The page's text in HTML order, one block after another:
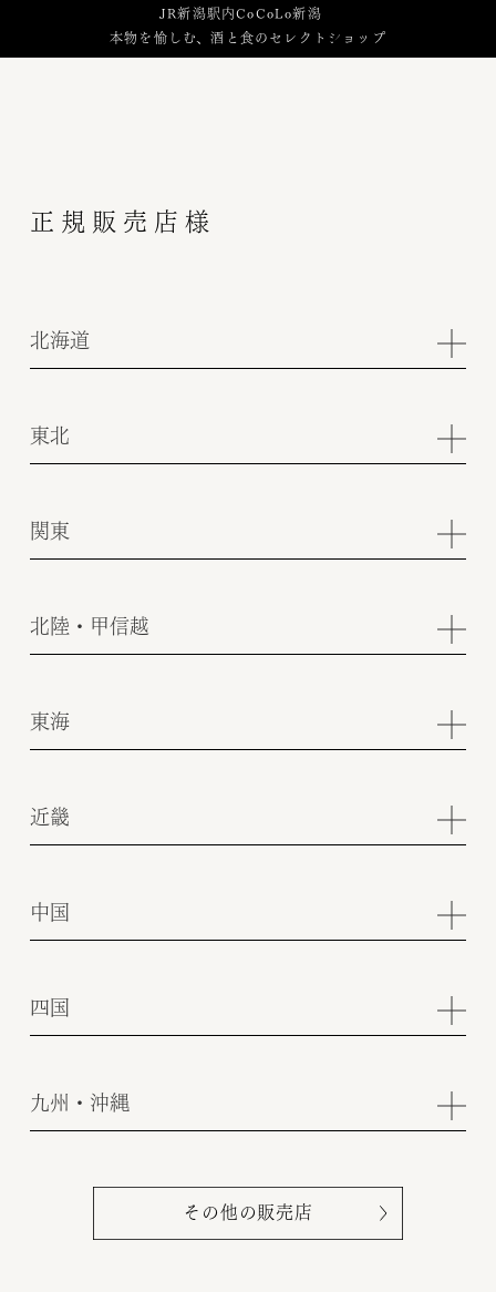
JR新潟駅内CoCoLo新潟
本物を愉しむ、酒と食のセレクトショップ
正規販売店様
北海道
東北
関東
北陸・甲信越
東海
近畿
中国
四国
九州・沖縄
その他の販売店